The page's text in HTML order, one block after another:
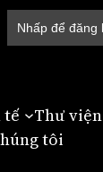
tế
Thư viện
tôi